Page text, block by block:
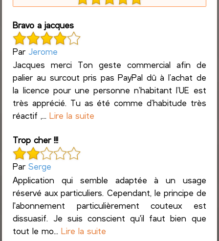
Bravo a jacques
Par Jerome
Jacques merci Ton geste commercial afin de
palier au surcout pris pas PayPal dû à l’achat de
la licence pour une personne n’habitant l’UE est
très apprécié. Tu as été comme d’habitude très
réactif ,...Lire la suite
Trop cher !!!
ParSerge
Application qui semble adaptée à un usage
réservé aux particuliers. Cependant, le principe de
l'abonnement particulièrement couteux est
dissuasif. Je suis conscient qu'il faut bien que
tout le mo...Lire la suite